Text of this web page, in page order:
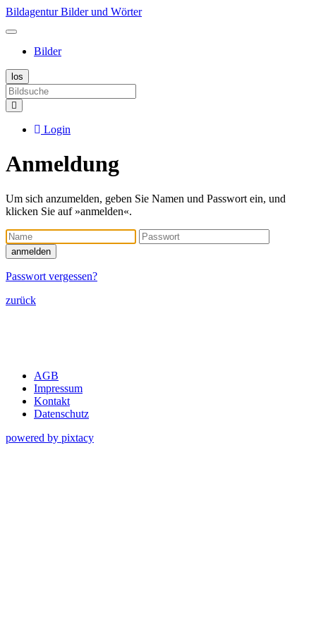
Bildagentur Bilder und Wörter
Bilder
Login
Anmeldung
Um sich anzumelden, geben Sie Namen und Passwort ein, und
klicken Sie auf »anmelden«.
Name
Passwort
anmelden
Passwort vergessen?
zurück
AGB
Impressum
Kontakt
Datenschutz
powered by pixtacy